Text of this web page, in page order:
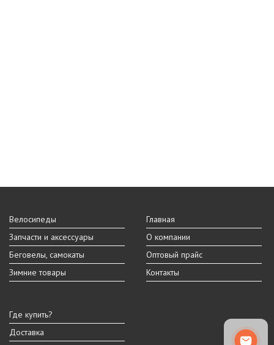
Велосипеды
Запчасти и аксессуары
Беговелы, самокаты
Зимние товары
Главная
О компании
Оптовый прайс
Контакты
Где купить?
Доставка